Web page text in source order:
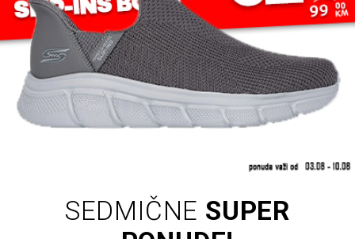
SEDMIČNE SUPER